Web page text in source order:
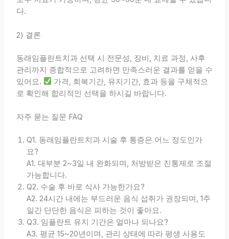
다.
2) 결론
동래임플란트치과 선택 시 전문성, 장비, 치료 과정, 사후
관리까지 종합적으로 고려하면 만족스러운 결과를 얻을 수
있어요.
가격, 회복기간, 유지기간, 효과 등을 구체적으
로 확인해 합리적인 선택을 하시길 바랍니다.
자주 묻는 질문 FAQ
Q1. 동래임플란트치과 시술 후 통증은 어느 정도인가
요?
A1. 대부분 2~3일 내 완화되며, 처방받은 진통제로 조절
가능합니다.
Q2. 수술 후 바로 식사 가능한가요?
A2. 24시간 내에는 부드러운 음식 섭취가 권장되며, 1주
일간 단단한 음식은 피하는 것이 좋아요.
Q3. 임플란트 유지 기간은 얼마나 되나요?
A3. 평균 15~20년이며, 관리 상태에 따라 평생 사용도